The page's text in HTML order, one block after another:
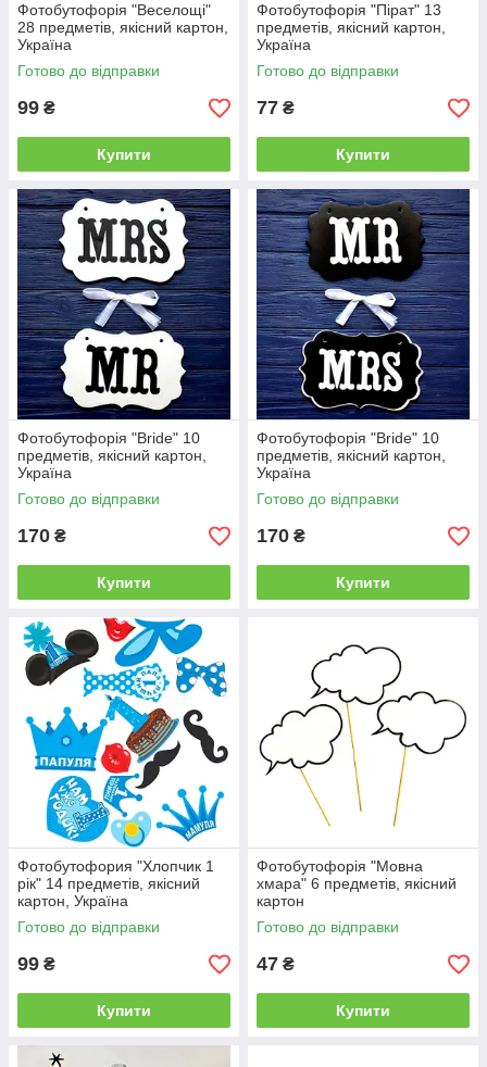
Фотобутофорія "Веселощі"
28 предметів, якісний картон,
Україна
Готово до відправки
99 ₴
Купити
Фотобутофорія "Пірат" 13
предметів, якісний картон,
Україна
Готово до відправки
77 ₴
Купити
Фотобутофорія "Bride" 10
предметів, якісний картон,
Україна
Готово до відправки
170 ₴
Купити
Фотобутофорія "Bride" 10
предметів, якісний картон,
Україна
Готово до відправки
170 ₴
Купити
Фотобутофория "Хлопчик 1
рік" 14 предметів, якісний
картон, Україна
Готово до відправки
99 ₴
Купити
Фотобутофорія "Мовна
хмара" 6 предметів, якісний
картон
Готово до відправки
47 ₴
Купити